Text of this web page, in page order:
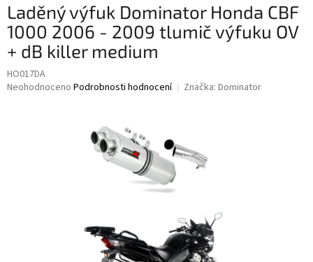
Laděný výfuk Dominator Honda CBF
1000 2006 - 2009 tlumič výfuku OV
+ dB killer medium
HO017DA
Průměrné
Neohodnoceno Podrobnosti hodnocení Značka: Dominator